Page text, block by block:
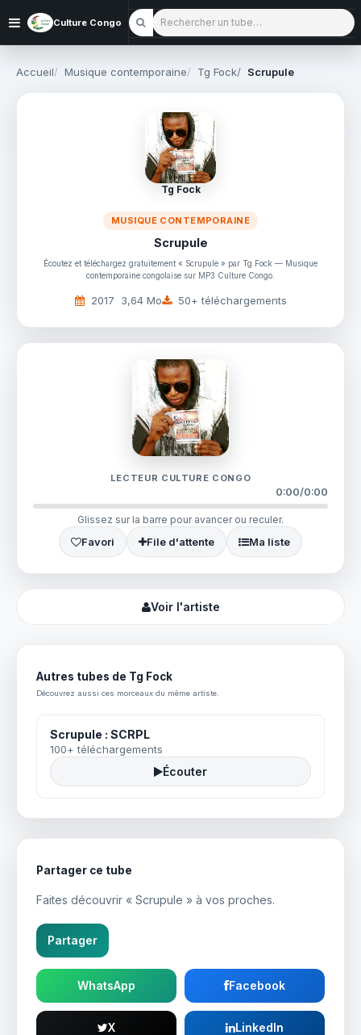
Culture Congo Rechercher un tube
Accueil Musique contemporaine Tg Fock Scrupule
Tg Fock
MUSIQUE CONTEMPORAINE
Scrupule
Écoutez et téléchargez gratuitement « Scrupule » par Tg Fock — Musique
contemporaine congolaise sur MP3 Culture Congo.
2017 3,64 Mo 50+ téléchargements
LECTEUR CULTURE CONGO
0:00/0:00
Glissez sur la barre pour avancer ou reculer.
Favori File d'attente Ma liste
Voir l'artiste
Autres tubes de Tg Fock
Découvrez aussi ces morceaux du même artiste.
Scrupule : SCRPL
100+ téléchargements
Écouter
Partager ce tube
Faites découvrir « Scrupule » à vos proches.
Partager
WhatsApp Facebook
X LinkedIn